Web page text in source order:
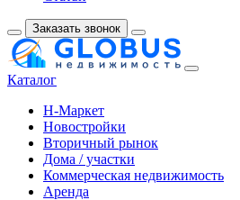
Заказать звонок
Каталог
Н-Маркет
Новостройки
Вторичный рынок
Дома / участки
Коммерческая недвижимость
Аренда